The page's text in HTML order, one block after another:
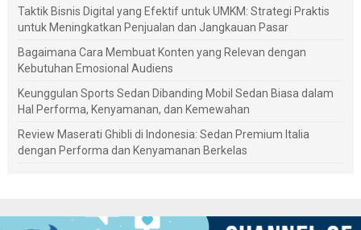
Taktik Bisnis Digital yang Efektif untuk UMKM: Strategi Praktis
untuk Meningkatkan Penjualan dan Jangkauan Pasar
Bagaimana Cara Membuat Konten yang Relevan dengan
Kebutuhan Emosional Audiens
Keunggulan Sports Sedan Dibanding Mobil Sedan Biasa dalam
Hal Performa, Kenyamanan, dan Kemewahan
Review Maserati Ghibli di Indonesia: Sedan Premium Italia
dengan Performa dan Kenyamanan Berkelas